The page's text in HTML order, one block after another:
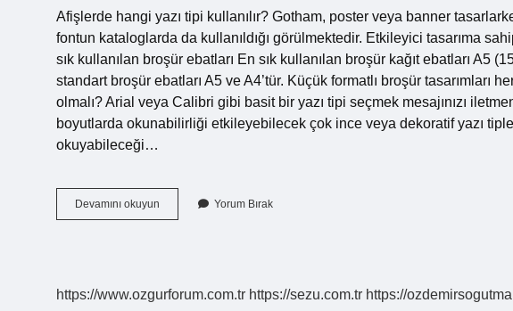
Afişlerde hangi yazı tipi kullanılır? Gotham, poster veya banner
fontun kataloglarda da kullanıldığı görülmektedir. Etkileyici tasarıma
sık kullanılan broşür ebatları En sık kullanılan broşür kağıt ebatları A5
standart broşür ebatları A5 ve A4’tür. Küçük formatlı broşür tasarımları
olmalı? Arial veya Calibri gibi basit bir yazı tipi seçmek mesajınızı
boyutlarda okunabilirliği etkileyebilecek çok ince veya dekoratif yazı
okuyabileceği…
Devamını okuyun Broşürde
Hangi
Yorum Bırak
https://www.ozgurforum.com.tr https://sezu.com.tr https://